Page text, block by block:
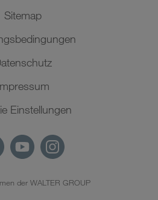
Sitemap
Einstellungen
der WALTER GROUP